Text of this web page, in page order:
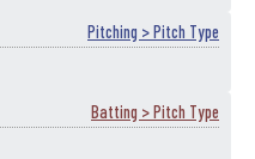
Pitching > Pitch Type
Batting > Pitch Type